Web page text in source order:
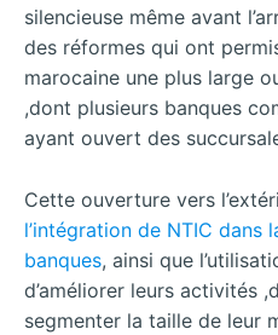
silencieuse même avant
des réformes qui ont
marocaine une plus large
,dont plusieurs banques
ayant ouvert des
Cette ouverture vers
l’intégration de NTIC dans
banques, ainsi que
d’améliorer leurs activités
segmenter la taille de leur